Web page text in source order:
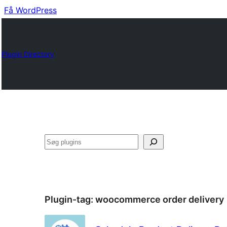
Få WordPress
Plugin Directory
Søg
Plugin-tag: woocommerce order delivery